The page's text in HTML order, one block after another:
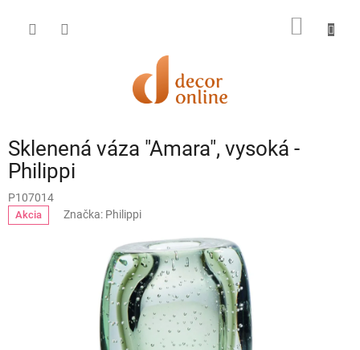
obsah
Sklenená váza "Amara", vysoká -
Philippi
P107014
Akcia Značka: Philippi